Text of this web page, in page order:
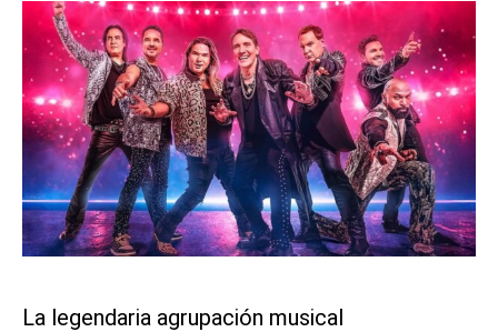
La legendaria agrupación musical